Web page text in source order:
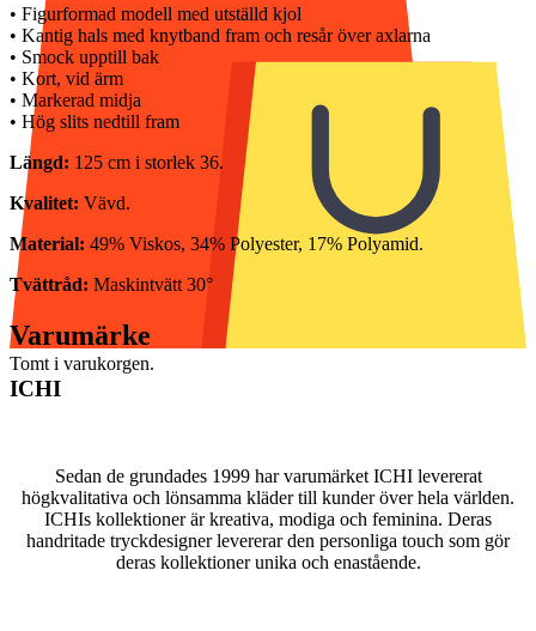
Tomt i varukorgen.
• Figurformad modell med utställd kjol
• Kantig hals med knytband fram och resår över axlarna
• Smock upptill bak
• Kort, vid ärm
• Markerad midja
• Hög slits nedtill fram
Längd: 125 cm i storlek 36.
Kvalitet: Vävd.
Material: 49% Viskos, 34% Polyester, 17% Polyamid.
Tvättråd: Maskintvätt 30°
Varumärke
ICHI
Sedan de grundades 1999 har varumärket ICHI levererat
högkvalitativa och lönsamma kläder till kunder över hela världen.
ICHIs kollektioner är kreativa, modiga och feminina. Deras
handritade tryckdesigner levererar den personliga touch som gör
deras kollektioner unika och enastående.